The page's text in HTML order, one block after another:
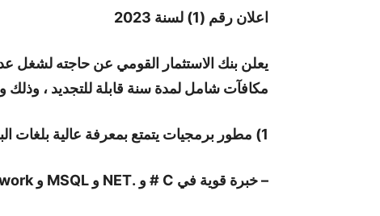
اعلان رقم (1) لسنة 2023
يعلن بنك الاستثمار القومي عن حاجته لشغل
مكافآت شامل لمدة سنة قابلة للتجديد ، وذلك
1) مطور برمجيات يتمتع بمعرفة عالية بلغات البرمجة التالية:
– خبرة قوية في C # و .NET و MSQL و Entity Framework و LINQ و Restful Web API.